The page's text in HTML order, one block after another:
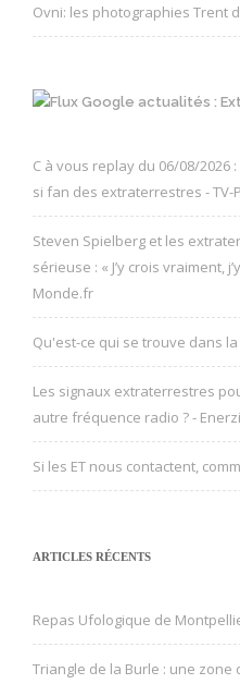
Ovni: les photographies Trent
Google actualités :
C à vous replay du 06/08/2026
si fan des extraterrestres - TV-
Steven Spielberg et les
sérieuse : « J’y crois vraiment,
Monde.fr
Qu'est-ce qui se trouve dans
Les signaux extraterrestres
autre fréquence radio ? -
Si les ET nous contactent,
ARTICLES RÉCENTS
Repas Ufologique de
Triangle de la Burle : une zone